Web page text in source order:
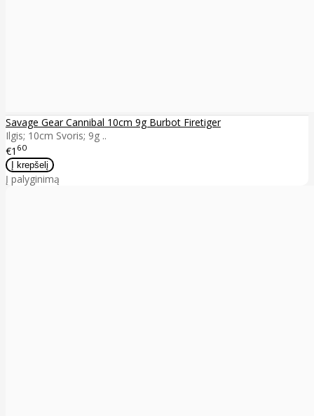
Savage Gear Cannibal 10cm 9g Burbot Firetiger
Ilgis; 10cm Svoris; 9g ..
€1 60
Į palyginimą